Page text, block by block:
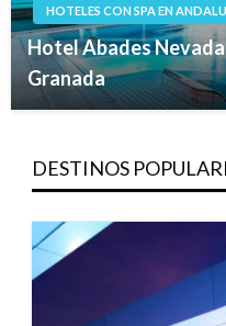
HOTELES CON SPA EN
Hotel Abades
Granada
DESTINOS